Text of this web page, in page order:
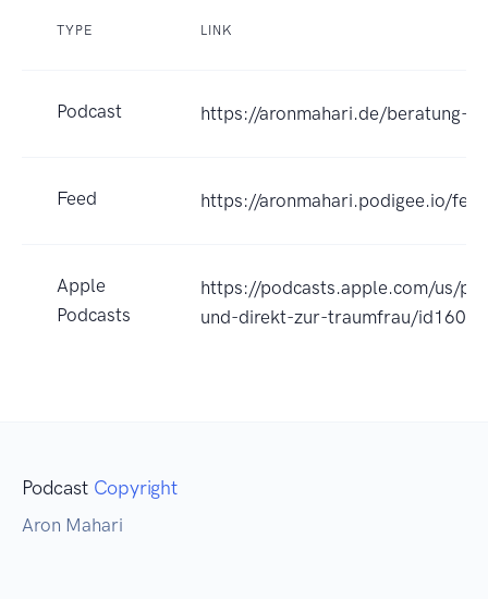
TYPE LINK
Podcast https://aronmahari.de/beratung-
Feed https://aronmahari.podigee.io/
Apple
Podcasts
https://podcasts.apple.com/us/
und-direkt-zur-traumfrau/
Podcast Copyright
Aron Mahari